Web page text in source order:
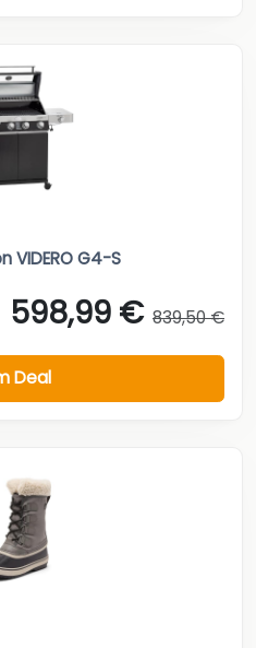
VIDERO G4-S
598,99 € 839,50 €
Deal